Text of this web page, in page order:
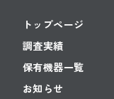
トップページ
調査実績
保有機器一覧
お知らせ